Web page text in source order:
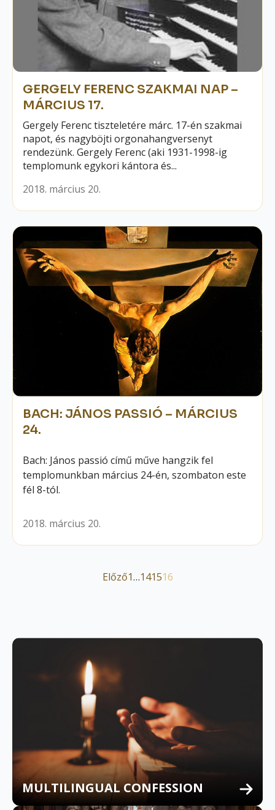
GERGELY FERENC SZAKMAI NAP –
MÁRCIUS 17.
Gergely Ferenc tiszteletére márc. 17-én szakmai
napot, és nagyböjti orgonahangversenyt
rendezünk. Gergely Ferenc (aki 1931-1998-ig
templomunk egykori kántora és...
2018. március 20.
BACH: JÁNOS PASSIÓ – MÁRCIUS
24.
Bach: János passió című műve hangzik fel
templomunkban március 24-én, szombaton este
fél 8-tól.
2018. március 20.
Előző1…141516
MULTILINGUAL CONFESSION